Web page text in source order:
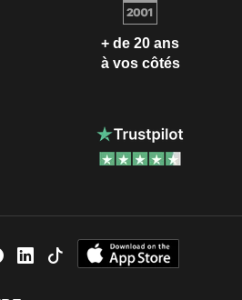
+ de 20 ans
à vos côtés